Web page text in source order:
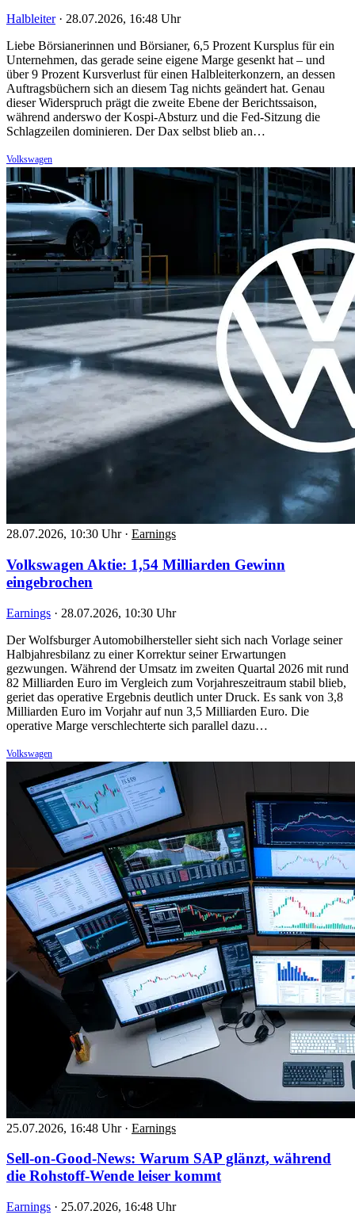
Halbleiter · 28.07.2026, 16:48 Uhr
Liebe Börsianerinnen und Börsianer, 6,5 Prozent Kursplus für ein
Unternehmen, das gerade seine eigene Marge gesenkt hat – und
über 9 Prozent Kursverlust für einen Halbleiterkonzern, an dessen
Auftragsbüchern sich an diesem Tag nichts geändert hat. Genau
dieser Widerspruch prägt die zweite Ebene der Berichtssaison,
während anderswo der Kospi-Absturz und die Fed-Sitzung die
Schlagzeilen dominieren. Der Dax selbst blieb an…
Volkswagen
28.07.2026, 10:30 Uhr · Earnings
Volkswagen Aktie: 1,54 Milliarden Gewinn
eingebrochen
Earnings · 28.07.2026, 10:30 Uhr
Der Wolfsburger Automobilhersteller sieht sich nach Vorlage seiner
Halbjahresbilanz zu einer Korrektur seiner Erwartungen
gezwungen. Während der Umsatz im zweiten Quartal 2026 mit rund
82 Milliarden Euro im Vergleich zum Vorjahreszeitraum stabil blieb,
geriet das operative Ergebnis deutlich unter Druck. Es sank von 3,8
Milliarden Euro im Vorjahr auf nun 3,5 Milliarden Euro. Die
operative Marge verschlechterte sich parallel dazu…
Volkswagen
25.07.2026, 16:48 Uhr · Earnings
Sell-on-Good-News: Warum SAP glänzt, während
die Rohstoff-Wende leiser kommt
Earnings · 25.07.2026, 16:48 Uhr